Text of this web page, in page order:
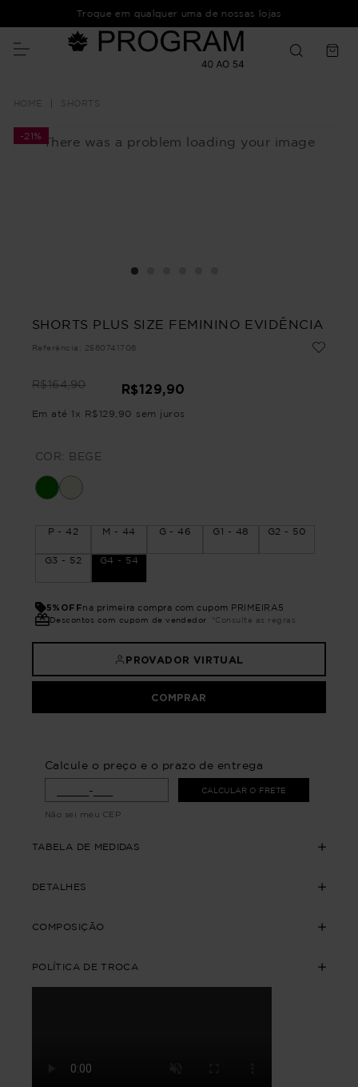
Troque em qualquer uma de nossas lojas
SHORTS
There was a problem loading your image
-21%
SHORTS PLUS SIZE FEMININO EVIDÊNCIA
Referência : 2560741706
R$164,90 R$129,90
Em até 1 x R$ 129 90 sem juros
COR: BEGE
P - 42 M - 44 G - 46 G1 - 48 G2 - 50
G3 - 52 G4 - 54
5%OFFna primeira compra com cupom PRIMEIRA5
Descontos com cupom de vendedor *Consulte as regras
PROVADOR VIRTUAL
COMPRAR
Calcule o preço e o prazo de entrega
CALCULAR O FRETE
Não sei meu CEP
TABELA DE MEDIDAS
DETALHES
COMPOSIÇÃO
POLÍTICA DE TROCA